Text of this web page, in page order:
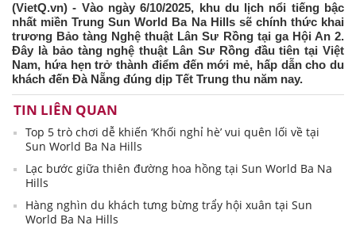
(VietQ.vn) - Vào ngày 6/10/2025, khu du lịch nổi tiếng bậc
nhất miền Trung Sun World Ba Na Hills sẽ chính thức khai
trương Bảo tàng Nghệ thuật Lân Sư Rồng tại ga Hội An 2.
Đây là bảo tàng nghệ thuật Lân Sư Rồng đầu tiên tại Việt
Nam, hứa hẹn trở thành điểm đến mới mẻ, hấp dẫn cho du
khách đến Đà Nẵng đúng dịp Tết Trung thu năm nay.
TIN LIÊN QUAN
Top 5 trò chơi dễ khiến ‘Khối nghỉ hè’ vui quên lối về tại
Sun World Ba Na Hills
Lạc bước giữa thiên đường hoa hồng tại Sun World Ba Na
Hills
Hàng nghìn du khách tưng bừng trẩy hội xuân tại Sun
World Ba Na Hills